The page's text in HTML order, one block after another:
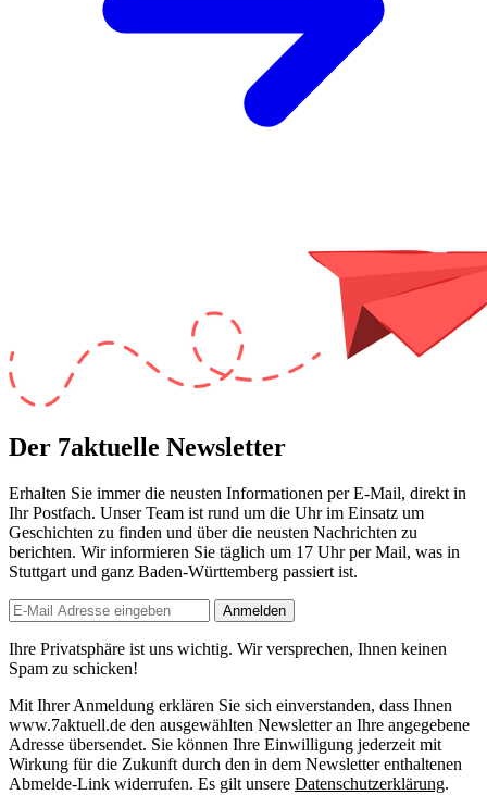
Der 7aktuelle Newsletter
Erhalten Sie immer die neusten Informationen per E-Mail, direkt in
Ihr Postfach. Unser Team ist rund um die Uhrim Einsatz um
Geschichten zu finden und über die neusten Nachrichten zu
berichten. Wir informieren Sie täglich um 17 Uhrper Mail, was in
Stuttgart und ganz Baden-Württemberg passiert ist.
Anmelden
Ihre Privatsphäre ist uns wichtig. Wir versprechen, Ihnen keinen
Spam zu schicken!
Mit Ihrer Anmeldung erklären Sie sich einverstanden, dass Ihnen
www.7aktuell.de den ausgewählten Newsletter an Ihre angegebene
Adresse übersendet. Sie können Ihre Einwilligung jederzeit mit
Wirkung für die Zukunft durch den in dem Newsletter enthaltenen
Abmelde-Link widerrufen. Es gilt unsere Datenschutzerklärung.